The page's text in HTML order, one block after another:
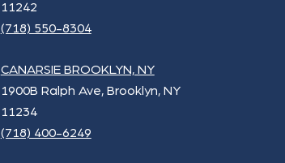
11242
(718) 550-8304
CANARSIE BROOKLYN, NY
1900B Ralph Ave, Brooklyn, NY
11234
(718) 400-6249